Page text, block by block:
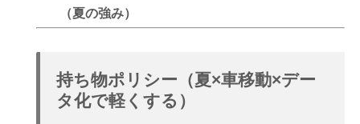
（夏の強み）
持ち物ポリシー（夏×車移動×デー
タ化で軽くする）